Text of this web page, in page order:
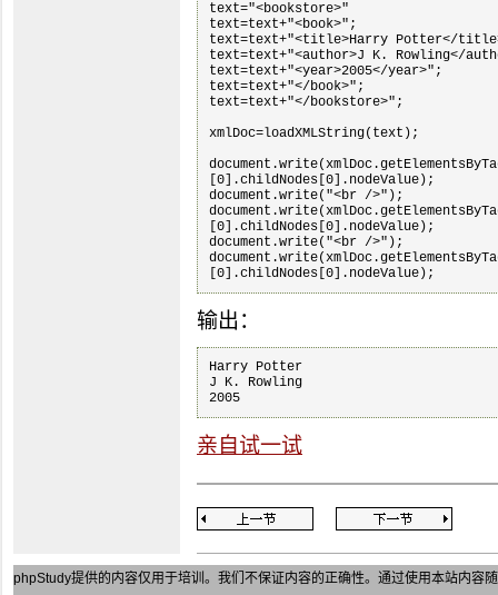
text="<bookstore>"
text=text+"<book>";
text=text+"<title>Harry Potter</
text=text+"<author>J K. Rowling</
text=text+"<year>2005</year>";
text=text+"</book>";
text=text+"</bookstore>";
xmlDoc=loadXMLString(text);
[0].childNodes[0].nodeValue);
document.write("<br />");
[0].childNodes[0].nodeValue);
document.write("<br />");
输出：
Harry Potter
J K. Rowling
亲自试一试
phpStudy提供的内容仅用于培训。我们不保证内容的正确性。通过使用本站内容